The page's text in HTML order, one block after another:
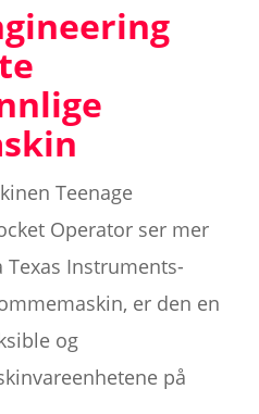
Teenage
Operator ser mer
Instruments-
er den en
og
på